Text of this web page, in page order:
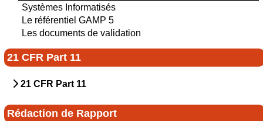
Systèmes Informatisés
Le référentiel GAMP 5
Les documents de validation
21 CFR Part 11
21 CFR Part 11
Rédaction de Rapport